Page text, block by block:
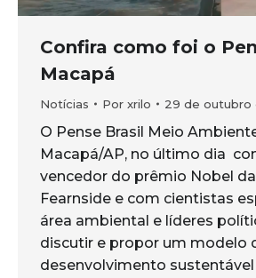
Confira como foi o
Macapá
Notícias Por xrilo 29 de outubro
O Pense Brasil Meio
Macapá/AP, no último dia
vencedor do prêmio Nobel
Fearnside e com cientistas
área ambiental e líderes
discutir e propor um modelo
desenvolvimento